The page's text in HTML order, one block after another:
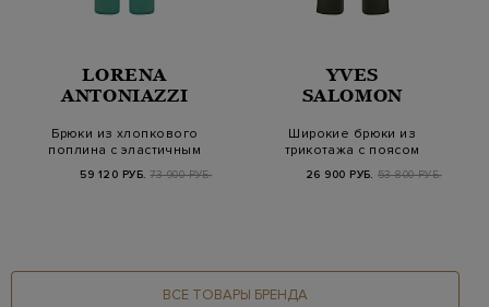
LORENA
ANTONIAZZI
Брюки из хлопкового
поплина с эластичным
59 120 РУБ. 73 900 РУБ.
YVES
SALOMON
Широкие брюки из
трикотажа с поясом
26 900 РУБ. 53 800 РУБ.
ВСЕ ТОВАРЫ БРЕНДА